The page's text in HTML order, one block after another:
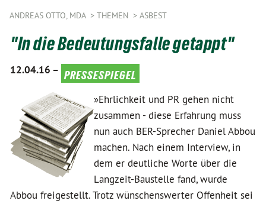
ANDREAS OTTO, MDA THEMEN ASBEST
"In die Bedeutungsfalle getappt"
12.04.16 – pressespiegel
»Ehrlichkeit und PR gehen nicht
zusammen - diese Erfahrung muss
nun auch BER-Sprecher Daniel Abbou
machen. Nach einem Interview, in
dem er deutliche Worte über die
Langzeit-Baustelle fand, wurde
Abbou freigestellt. Trotz wünschenswerter Offenheit sei